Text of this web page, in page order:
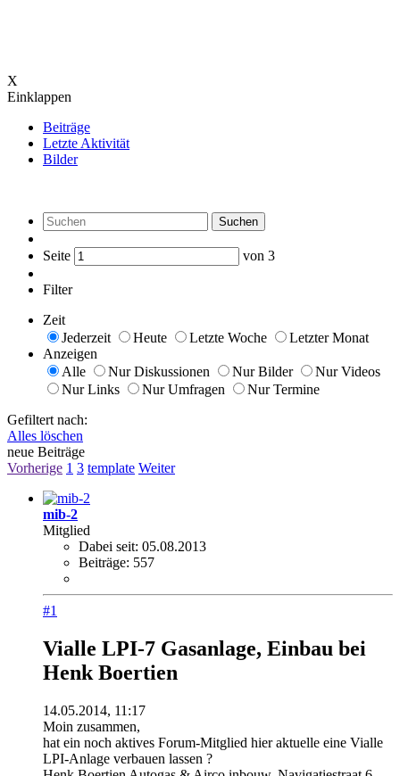
X
Einklappen
Beiträge
Letzte Aktivität
Bilder
Suchen
Seite von 3
Filter
Zeit
Jederzeit
Heute Letzte Woche
Letzter Monat
Anzeigen
Alle
Nur Diskussionen Nur Bilder
Nur Videos
Nur Links
Nur Umfragen
Nur Termine
Gefiltert nach:
Alles löschen
neue Beiträge
Vorherige 1 3 template Weiter
mib-2
Mitglied
Dabei seit: 05.08.2013
Beiträge: 557
#1
Vialle LPI-7 Gasanlage, Einbau bei
Henk Boertien
14.05.2014, 11:17
Moin zusammen,
hat ein noch aktives Forum-Mitglied hier aktuelle eine Vialle
LPI-Anlage verbauen lassen ?